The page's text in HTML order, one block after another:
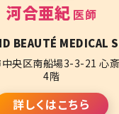
河合亜紀 医師
BEAUTÉ MEDICAL
央区南船場3-3-21 心
4階
詳しくはこちら